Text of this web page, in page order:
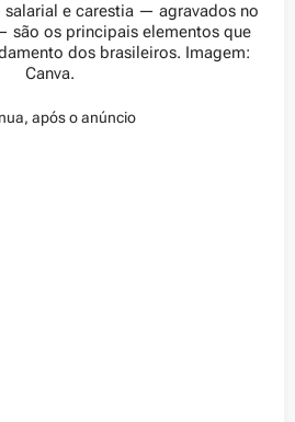
salarial e carestia — agravados no
são os principais elementos que
dos brasileiros. Imagem:
Canva.
após o anúncio